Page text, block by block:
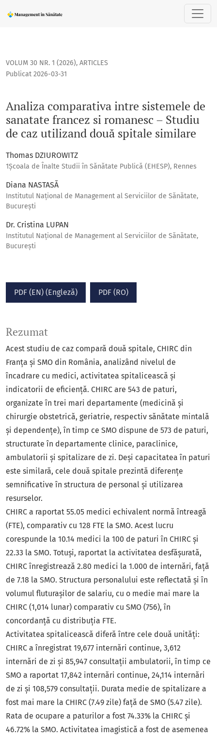
Analiza comparativa intre sistemele de sanatate francez
VOLUM 30 NR. 1 (2026), ARTICLES
Analiza comparativa intre sistemele de
sanatate francez si romanesc – Studiu
de caz utilizand două spitale similare
Publicat 2026-03-31
Thomas DZIUROWITZ
1Școala de Înalte Studii în Sănătate Publică (EHESP), Rennes
Diana NASTASĂ
Institutul Național de Management al Serviciilor de Sănătate,
București
Dr. Cristina LUPAN
Institutul Național de Management al Serviciilor de Sănătate,
București
PDF (EN) (Engleză) PDF (RO)
Rezumat
Acest studiu de caz compară două spitale, CHIRC din
Franța și SMO din România, analizând nivelul de
încadrare cu medici, activitatea spitalicească și
indicatorii de eficiență. CHIRC are 543 de paturi,
organizate în trei mari departamente (medicină și
chirurgie obstetrică, geriatrie, respectiv sănătate mintală
și dependențe), în timp ce SMO dispune de 573 de paturi,
structurate în departamente clinice, paraclinice,
ambulatorii și spitalizare de zi. Deși capacitatea în paturi
este similară, cele două spitale prezintă diferențe
semnificative în structura de personal și utilizarea
resurselor.
CHIRC a raportat 55.05 medici echivalent normă întreagă
(FTE), comparativ cu 128 FTE la SMO. Acest lucru
corespunde la 10.14 medici la 100 de paturi în CHIRC și
22.33 la SMO. Totuși, raportat la activitatea desfășurată,
CHIRC înregistrează 2.80 medici la 1.000 de internări, față
de 7.18 la SMO. Structura personalului este reflectată și în
volumul fluturașilor de salariu, cu o medie mai mare la
CHIRC (1,014 lunar) comparativ cu SMO (756), în
concordanță cu distribuția FTE.
Activitatea spitalicească diferă între cele două unități:
CHIRC a înregistrat 19,677 internări continue, 3,612
internări de zi și 85,947 consultații ambulatorii, în timp ce
SMO a raportat 17,842 internări continue, 24,114 internări
de zi și 108,579 consultații. Durata medie de spitalizare a
fost mai mare la CHIRC (7.49 zile) față de SMO (5.47 zile).
Rata de ocupare a paturilor a fost 74.33% la CHIRC și
46.72% la SMO. Activitatea imagistică a fost de asemenea